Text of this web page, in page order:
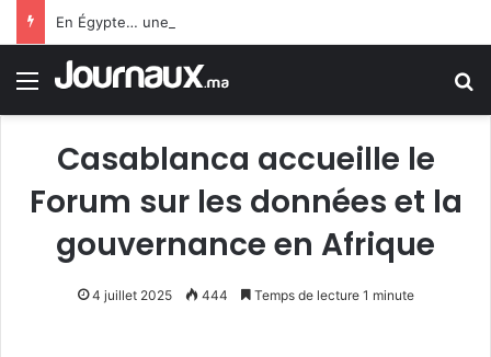
Menu
Casablanca accueille le
Forum sur les données et la
gouvernance en Afrique
4 juillet 2025 444 Temps de lecture 1 minute